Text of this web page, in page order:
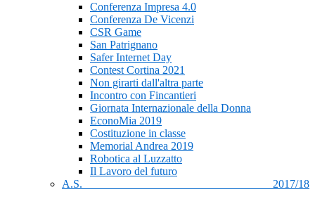
Conferenza Impresa 4.0
Conferenza De Vicenzi
CSR Game
San Patrignano
Safer Internet Day
Contest Cortina 2021
Non girarti dall'altra parte
Incontro con Fincantieri
Giornata Internazionale della Donna
EconoMia 2019
Costituzione in classe
Memorial Andrea 2019
Robotica al Luzzatto
Il Lavoro del futuro
A.S. 2017/18